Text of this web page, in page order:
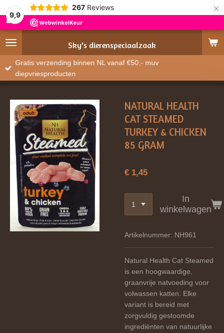
9,9
267 Reviews ×
Sky's dierenspeciaalzaak
Gratis verzending binnen NL vanaf €50,- muv
diepvriesproducten
NATURAL HEALTH
CAT STEAMED
TURKEY & CHICKEN
85 GRAM
€ 1,45
In
winkelwagen
Artikelnummer: NH961
Natural Health Cat Steamed
is een hoogwaardige,
graanvrije natvoeding voor
volwassen katten. Elke
variant is bereid met
zorgvuldig gestoomde
ingrediënten van natuurlijke